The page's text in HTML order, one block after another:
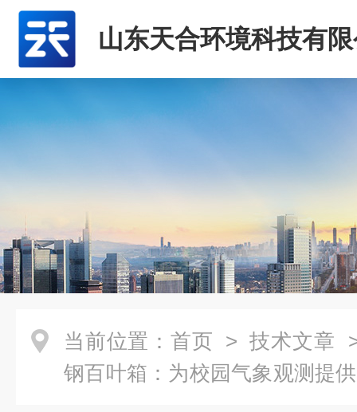
山东天合环境科技有
当前位置： 首页 > 技术文章
钢百叶箱：为校园气象观测提